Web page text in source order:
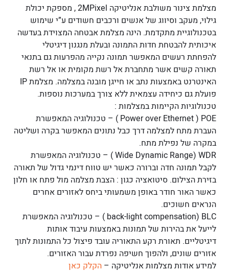
מצלמת צינור משולבת אנליטיקה 2MPixel , מספקת יכולת
גילוי, מעקב וסיווג של אנשים ורכבים חשודים ע”י שימוש
בטכנולוגיית מתקדמת. הינה מצלמת אבטחה המצוידת בעדשה
איכותית להבטחת חדות התמונה ובעלת מנגנון דיגיטלי
להפחתת רעשים המאפשר תמונה נקייה מהפרעות גם בתנאי
תאורה קשים אשר מתחברת אל רשת מקומית או אל רשת
האינטרנט באמצעות נתב או חייגן מובנה במצלמה. מצלמת IP
פועלת גם כיחידה עצמאית ללא צורך במערכות נוספות.
טכנולוגיות הקיימות במצלמות :
Power over Ethernet ) POE ׁ) – טכנולוגיה המאפשרת
העברת מתח למצלמה דרך כבל נתונים המאפשר בקרה ושליטה
במקרה של נפילת מתח.
Wide Dynamic Range) WDR ) – טכנולוגיה המאפשרת
לקבל תמונה חדה וברורה כאשר יש טווח דינמי גדול של תאורה
בזירת הצילום. סיטואציה כגון : הצבת מצלמה מול פתח או חלון
כאשר האור חודר באופן משמעותי ביחס לאזורים אחרים
הנראים חשוכים.
back-light compensation) BLC ) – טכנולוגיה המאפשרת
לייעל את בהירות של תמונות באמצעות עיבוד אותות
דיגיטליים. תאורת רקע התאוריה עובד פיצול כל התמונות לתוך
אזורים שונים, ולהפוך חשיפה נפרדת עבור האזורים.
למידע אודות מצלמות אנליטיקה – הקלק כאן